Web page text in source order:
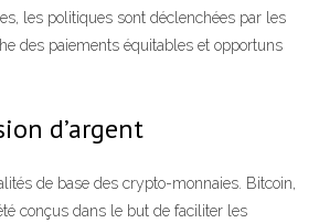
les politiques sont déclenchées par les
des paiements équitables et opportuns
d’argent
de base des crypto-monnaies. Bitcoin,
conçus dans le but de faciliter les